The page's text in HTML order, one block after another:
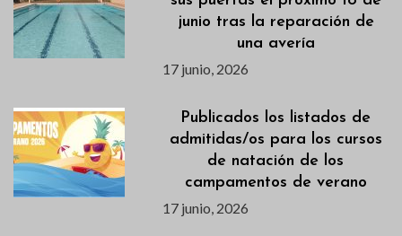
junio tras la reparación de
una avería
17 junio, 2026
Publicados los listados de
admitidas/os para los cursos
de natación de los
campamentos de verano
17 junio, 2026